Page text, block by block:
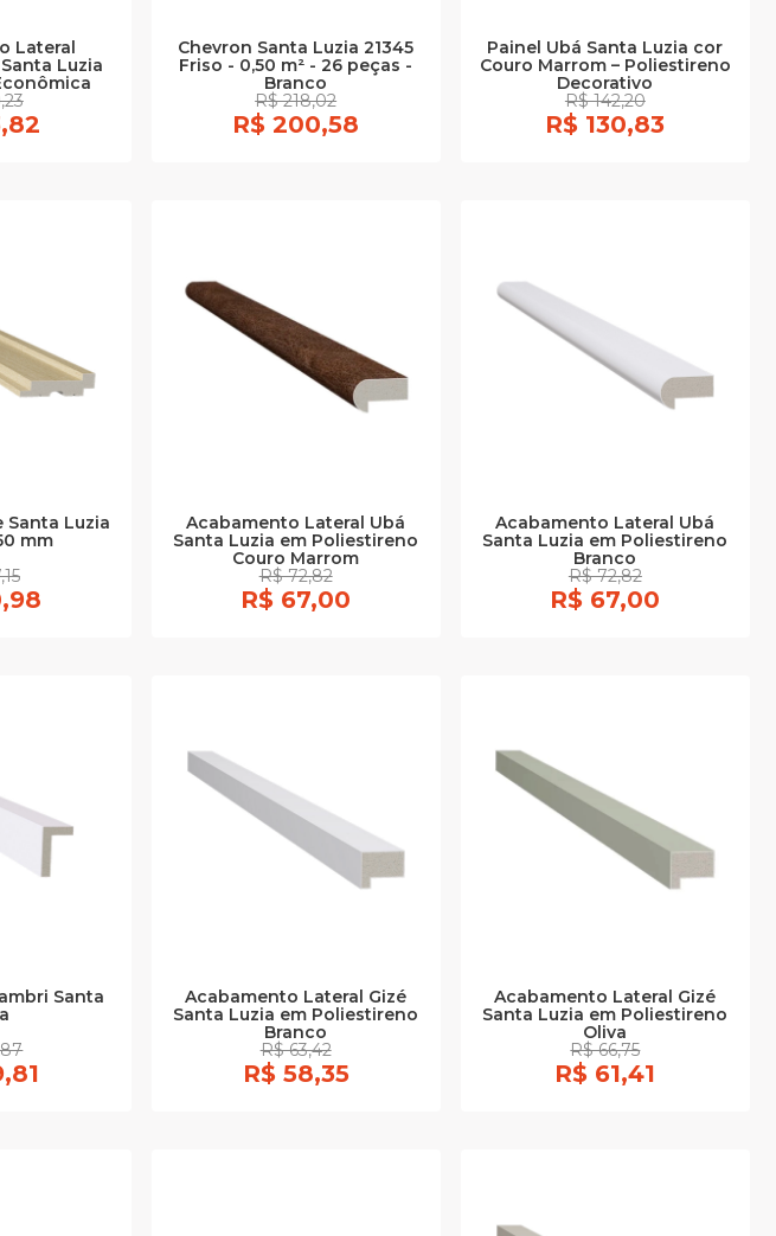
Lateral
Luzia
Chevron Santa Luzia 21345
Friso - 0,50 m² - 26 peças -
Branco
R$ 218,02
R$ 200,58
Painel Ubá Santa Luzia cor
Couro Marrom – Poliestireno
Decorativo
R$ 142,20
R$ 130,83
Santa Luzia
mm
Acabamento Lateral Ubá
Santa Luzia em Poliestireno
Couro Marrom
R$ 72,82
R$ 67,00
Acabamento Lateral Ubá
Santa Luzia em Poliestireno
Branco
R$ 72,82
R$ 67,00
Santa
Acabamento Lateral Gizé
Santa Luzia em Poliestireno
Branco
R$ 63,42
R$ 58,35
Acabamento Lateral Gizé
Santa Luzia em Poliestireno
Oliva
R$ 66,75
R$ 61,41